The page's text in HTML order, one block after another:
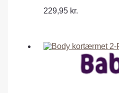
229,95 kr.